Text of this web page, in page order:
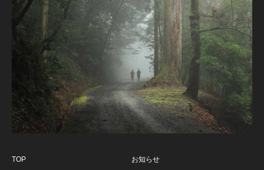
TOP
お知らせ